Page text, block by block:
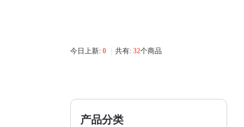
今日上新: 0 共有: 32个商品
产品分类